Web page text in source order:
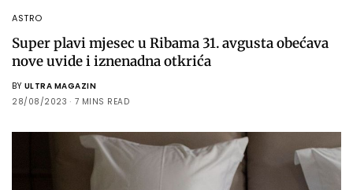
ASTRO
Super plavi mjesec u Ribama 31. avgusta obećava
nove uvide i iznenadna otkrića
BY ULTRA MAGAZIN
28/08/2023
7 MINS READ